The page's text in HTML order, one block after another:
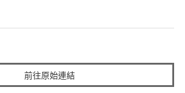
前往原始連結